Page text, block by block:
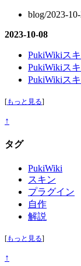
blog/2023-
2023-10-08
PukiWikiス
PukiWikiス
PukiWikiス
[もっと見る]
↑
タグ
PukiWiki
スキン
プラグイン
自作
解説
[もっと見る]
↑